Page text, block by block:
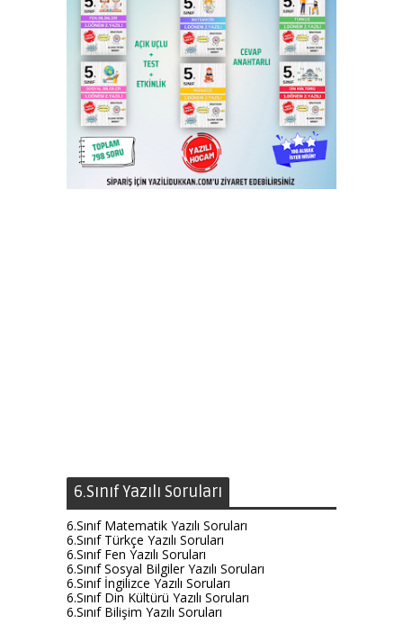
6.Sınıf Yazılı Soruları
6.Sınıf Matematik Yazılı Soruları
6.Sınıf Türkçe Yazılı Soruları
6.Sınıf Fen Yazılı Soruları
6.Sınıf Sosyal Bilgiler Yazılı Soruları
6.Sınıf İngilizce Yazılı Soruları
6.Sınıf Din Kültürü Yazılı Soruları
6.Sınıf Bilişim Yazılı Soruları